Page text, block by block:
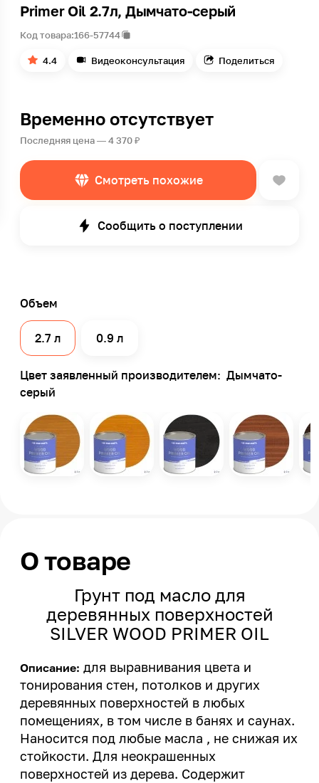
Primer Oil 2.7л, Дымчато-серый
Код товара:166-57744
4.4 Видеоконсультация Поделиться
Временно отсутствует
Последняя цена — 4 370 ₽
Смотреть похожие
Сообщить о поступлении
Объем
2.7 л 0.9 л
Цвет заявленный производителем: Дымчато-
серый
О товаре
Грунт под масло для
деревянных поверхностей
SILVER WOOD PRIMER OIL
Описание: для выравнивания цвета и
тонирования стен, потолков и других
деревянных поверхностей в любых
помещениях, в том числе в банях и саунах.
Наносится под любые масла , не снижая их
стойкости. Для неокрашенных
поверхностей из дерева. Содержит